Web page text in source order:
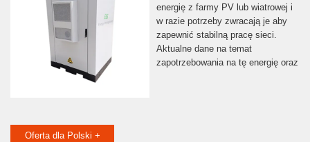
energię z farmy PV lub wiatrowej i
w razie potrzeby zwracają je aby
zapewnić stabilną pracę sieci.
Aktualne dane na temat
zapotrzebowania na tę energię oraz
Oferta dla Polski +